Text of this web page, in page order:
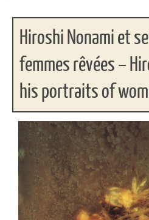
Hiroshi Nonami et
femmes rêvées –
his portraits of